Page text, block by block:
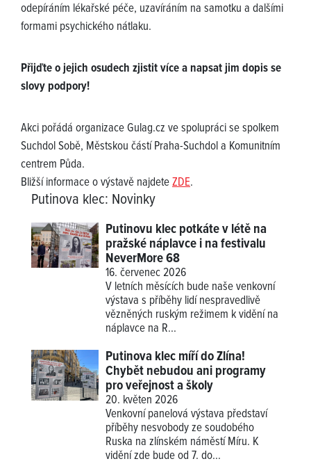
odepíráním lékařské péče, uzavíráním na samotku a dalšími
formami psychického nátlaku.
Přijďte o jejich osudech zjistit více a napsat jim dopis se
slovy podpory!
Akci pořádá organizace Gulag.cz ve spolupráci se spolkem
Suchdol Sobě, Městskou částí Praha-Suchdol a Komunitním
centrem Půda.
Bližší informace o výstavě najdeteZDE.
Putinova klec: Novinky
Putinovu klec potkáte v létě na
pražské náplavce i na festivalu
NeverMore 68
16. červenec 2026
V letních měsících bude naše venkovní
výstava s příběhy lidí nespravedlivě
vězněných ruským režimem k vidění na
náplavce na R...
Putinova klec míří do Zlína!
Chybět nebudou ani programy
pro veřejnost a školy
20. květen 2026
Venkovní panelová výstava představí
příběhy nesvobody ze soudobého
Ruska na zlínském náměstí Míru. K
vidění zde bude od 7. do...